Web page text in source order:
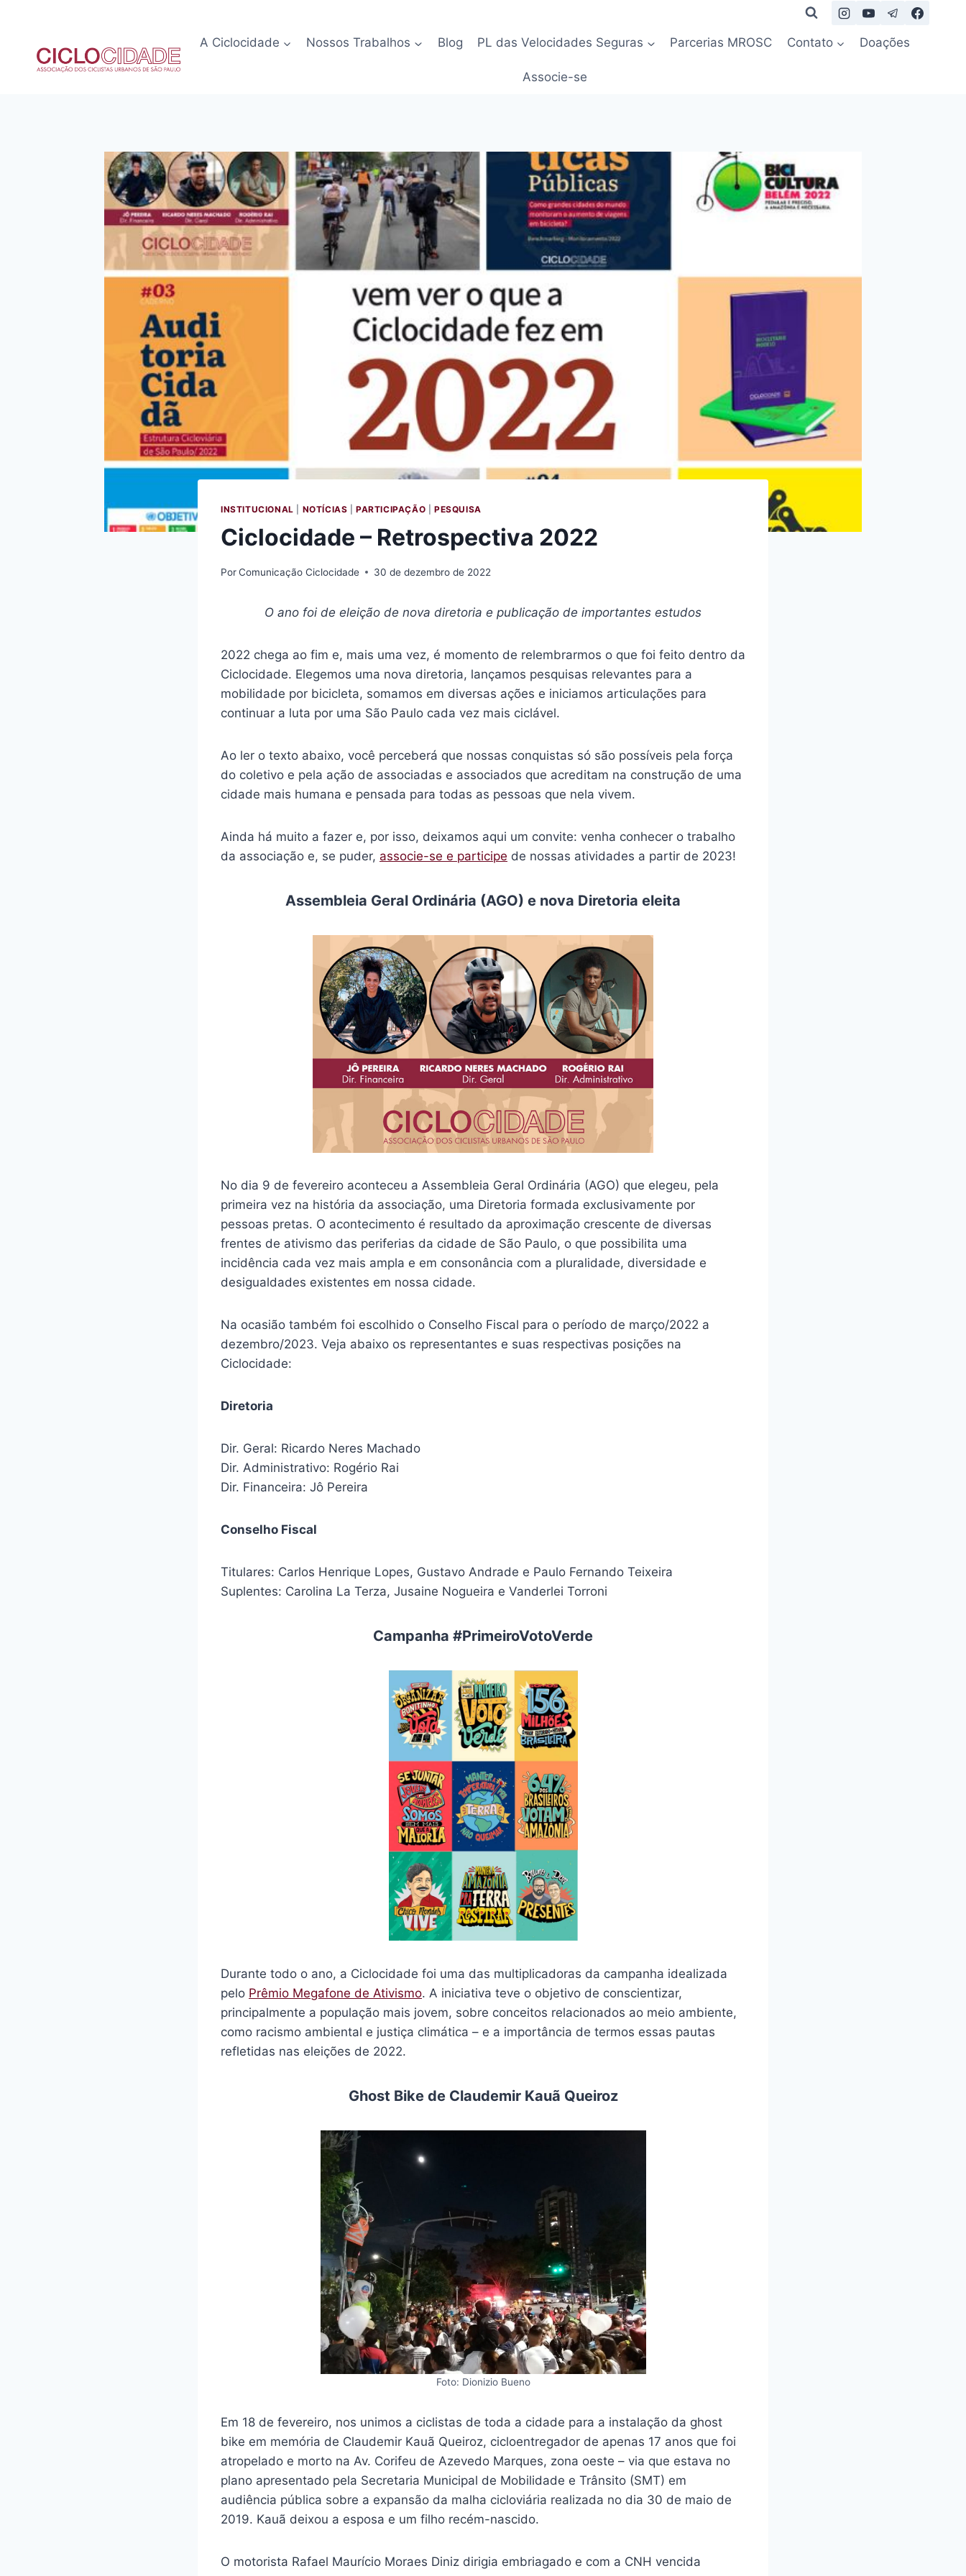
Conteúdo
A Ciclocidade Nossos Trabalhos Blog PL das Velocidades Seguras Parcerias MROSC Contato Doações
Associe-se
INSTITUCIONAL NOTÍCIAS |PARTICIPAÇÃO |PESQUISA
Ciclocidade – Retrospectiva 2022
PorComunicação Ciclocidade 30 de dezembro de 2022
O ano foi de eleição de nova diretoria e publicação de importantes estudos
2022 chega ao fim e, mais uma vez, é momento de relembrarmos o que foi feito dentro da
Ciclocidade. Elegemos uma nova diretoria, lançamos pesquisas relevantes para a
mobilidade por bicicleta, somamos em diversas ações e iniciamos articulações para
continuar a luta por uma São Paulo cada vez mais ciclável.
Ao ler o texto abaixo, você perceberá que nossas conquistas só são possíveis pela força
do coletivo e pela ação de associadas e associados que acreditam na construção de uma
cidade mais humana e pensada para todas as pessoas que nela vivem.
Ainda há muito a fazer e, por isso, deixamos aqui um convite: venha conhecer o trabalho
da associação e, se puder, associe-se e participe de nossas atividades a partir de 2023!
Assembleia Geral Ordinária (AGO) e nova Diretoria eleita
No dia 9 de fevereiro aconteceu a Assembleia Geral Ordinária (AGO) que elegeu, pela
primeira vez na história da associação, uma Diretoria formada exclusivamente por
pessoas pretas. O acontecimento é resultado da aproximação crescente de diversas
frentes de ativismo das periferias da cidade de São Paulo, o que possibilita uma
incidência cada vez mais ampla e em consonância com a pluralidade, diversidade e
desigualdades existentes em nossa cidade.
Na ocasião também foi escolhido o Conselho Fiscal para o período de março/2022 a
dezembro/2023. Veja abaixo os representantes e suas respectivas posições na
Ciclocidade:
Diretoria
Dir. Geral: Ricardo Neres Machado
Dir. Administrativo: Rogério Rai
Dir. Financeira: Jô Pereira
Conselho Fiscal
Titulares: Carlos Henrique Lopes, Gustavo Andrade e Paulo Fernando Teixeira
Suplentes: Carolina La Terza, Jusaine Nogueira e Vanderlei Torroni
Campanha #PrimeiroVotoVerde
Durante todo o ano, a Ciclocidade foi uma das multiplicadoras da campanha idealizada
pelo Prêmio Megafone de Ativismo. A iniciativa teve o objetivo de conscientizar,
principalmente a população mais jovem, sobre conceitos relacionados ao meio ambiente,
como racismo ambiental e justiça climática – e a importância de termos essas pautas
refletidas nas eleições de 2022.
Ghost Bike de Claudemir Kauã Queiroz
Foto: Dionizio Bueno
Em 18 de fevereiro, nos unimos a ciclistas de toda a cidade para a instalação da ghost
bike em memória de Claudemir Kauã Queiroz, cicloentregador de apenas 17 anos que foi
atropelado e morto na Av. Corifeu de Azevedo Marques, zona oeste – via que estava no
plano apresentado pela Secretaria Municipal de Mobilidade e Trânsito (SMT) em
audiência pública sobre a expansão da malha cicloviária realizada no dia 30 de maio de
2019. Kauã deixou a esposa e um filho recém-nascido.
O motorista Rafael Maurício Moraes Diniz dirigia embriagado e com a CNH vencida